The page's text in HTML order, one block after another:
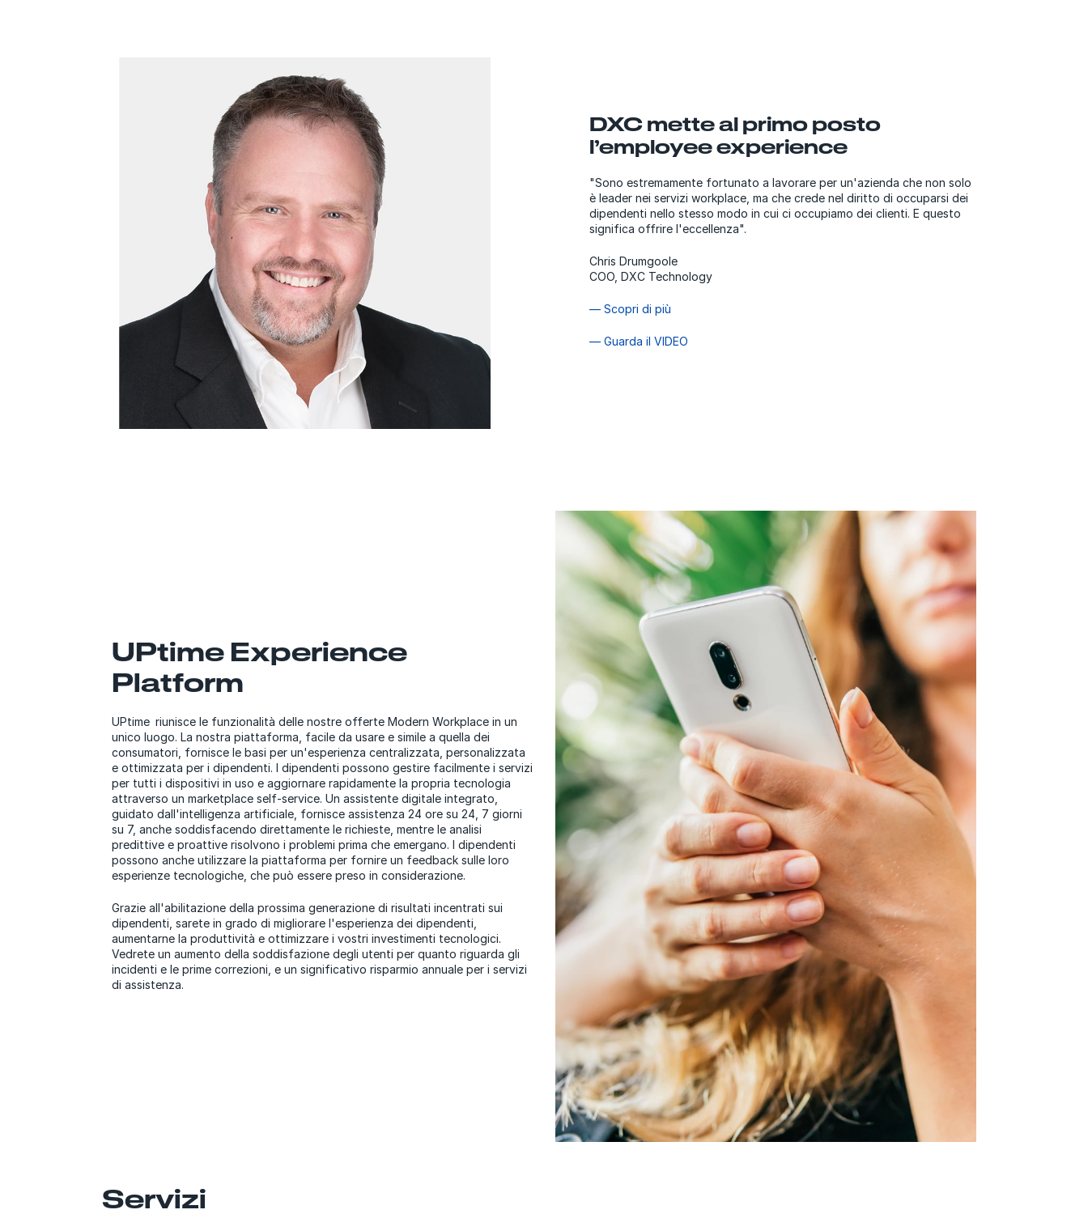
DXC mette al primo posto
l’employee experience
"Sono estremamente fortunato a lavorare per un'azienda che non solo
è leader nei servizi workplace, ma che crede nel diritto di occuparsi dei
dipendenti nello stesso modo in cui ci occupiamo dei clienti. E questo
significa offrire l'eccellenza".
Chris Drumgoole
COO, DXC Technology
— Scopri di più
— Guarda il VIDEO
UPtime Experience
Platform
UPtime riunisce le funzionalità delle nostre offerte Modern Workplace in un
unico luogo. La nostra piattaforma, facile da usare e simile a quella dei
consumatori, fornisce le basi per un'esperienza centralizzata, personalizzata
e ottimizzata per i dipendenti. I dipendenti possono gestire facilmente i servizi
per tutti i dispositivi in uso e aggiornare rapidamente la propria tecnologia
attraverso un marketplace self-service. Un assistente digitale integrato,
guidato dall'intelligenza artificiale, fornisce assistenza 24 ore su 24, 7 giorni
su 7, anche soddisfacendo direttamente le richieste, mentre le analisi
predittive e proattive risolvono i problemi prima che emergano. I dipendenti
possono anche utilizzare la piattaforma per fornire un feedback sulle loro
esperienze tecnologiche, che può essere preso in considerazione.
Grazie all'abilitazione della prossima generazione di risultati incentrati sui
dipendenti, sarete in grado di migliorare l'esperienza dei dipendenti,
aumentarne la produttività e ottimizzare i vostri investimenti tecnologici.
Vedrete un aumento della soddisfazione degli utenti per quanto riguarda gli
incidenti e le prime correzioni, e un significativo risparmio annuale per i servizi
di assistenza.
Servizi